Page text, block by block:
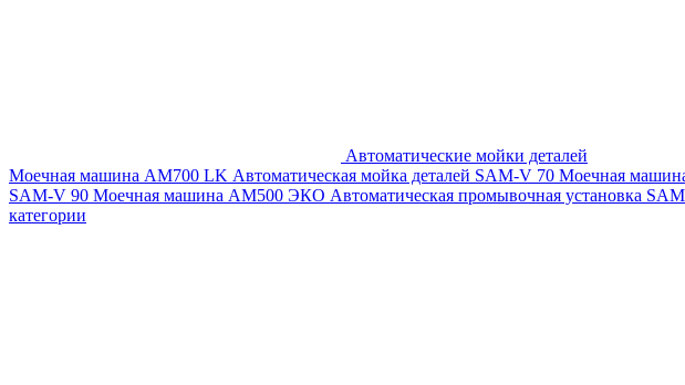
Автоматические мойки деталей
Моечная машина AM700 LK Автоматическая мойка деталей SAM-V 70 Моечная
SAM-V 90 Моечная машина АМ500 ЭКО Автоматическая промывочная установка
категории